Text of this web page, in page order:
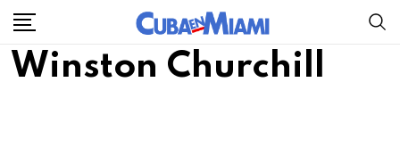
Skip
content
Winston Churchill